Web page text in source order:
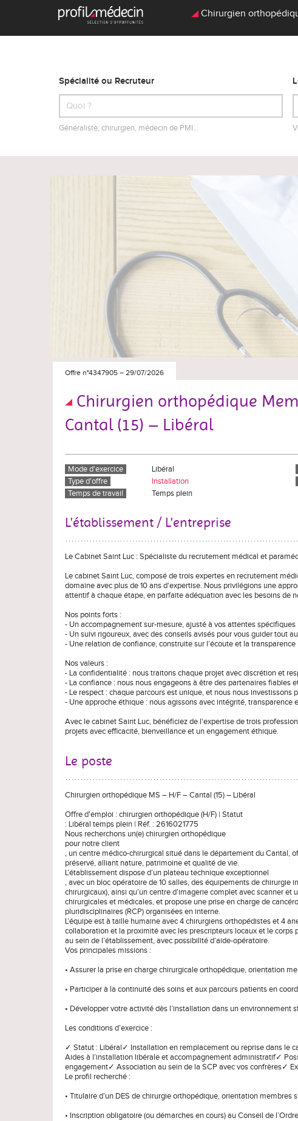
Chirurgien
Spécialité ou Recruteur
Généraliste, chirurgien, médecin de PMI…
Offre n°4347905 – 29/07/2026
Chirurgien orthopédique
Cantal (15) – Libéral
Mode d'exercice
Libéral
Type d'offre
Installation
Temps de travail
Temps plein
L'établissement / L'entreprise
Le Cabinet Saint Luc : Spécialiste du recrutement médical et
Le cabinet Saint Luc, composé de trois expertes en recrutement
domaine avec plus de 10 ans d'expertise. Nous privilégions une
attentif à chaque étape, en parfaite adéquation avec les besoins de
Nos points forts :
- Un accompagnement sur-mesure, ajusté à vos attentes spécifiques
- Un suivi rigoureux, avec des conseils avisés pour vous guider tout
- Une relation de confiance, construite sur l’écoute et la transparence
Nos valeurs :
- La confidentialité : nous traitons chaque projet avec discrétion et
- La confiance : nous nous engageons à être des partenaires fiables
- Le respect : chaque parcours est unique, et nous nous
- Une approche éthique : nous agissons avec intégrité, transparence
Avec le cabinet Saint Luc, bénéficiez de l'expertise de trois
projets avec efficacité, bienveillance et un engagement éthique.
Le poste
Chirurgien orthopédique MS – H/F – Cantal (15) – Libéral
Offre d'emploi : chirurgien orthopédique (H/F) | Statut
: Libéral temps plein | Réf. : 2616021775
Nous recherchons un(e) chirurgien orthopédique
pour notre client
, un centre médico-chirurgical situé dans le département du Cantal,
préservé, alliant nature, patrimoine et qualité de vie.
L’établissement dispose d’un plateau technique exceptionnel
, avec un bloc opératoire de 10 salles, des équipements de chirurgie
chirurgicaux), ainsi qu’un centre d’imagerie complet avec scanner
chirurgicales et médicales, et propose une prise en charge de
pluridisciplinaires (RCP) organisées en interne.
L’équipe est à taille humaine avec 4 chirurgiens orthopédistes et 4
collaboration et la proximité avec les prescripteurs locaux et le
au sein de l’établissement, avec possibilité d’aide-opératoire.
Vos principales missions :
• Assurer la prise en charge chirurgicale orthopédique, orientation
• Participer à la continuité des soins et aux parcours patients en
• Développer votre activité dès l’installation dans un environnement
Les conditions d’exercice :
✓ Statut : Libéral✓ Installation en remplacement ou reprise dans le
Aides à l’installation libérale et accompagnement administratif✓
engagement✓ Association au sein de la SCP avec vos confrères✓
Le profil recherché :
• Titulaire d’un DES de chirurgie orthopédique, orientation membres
• Inscription obligatoire (ou démarches en cours) au Conseil de